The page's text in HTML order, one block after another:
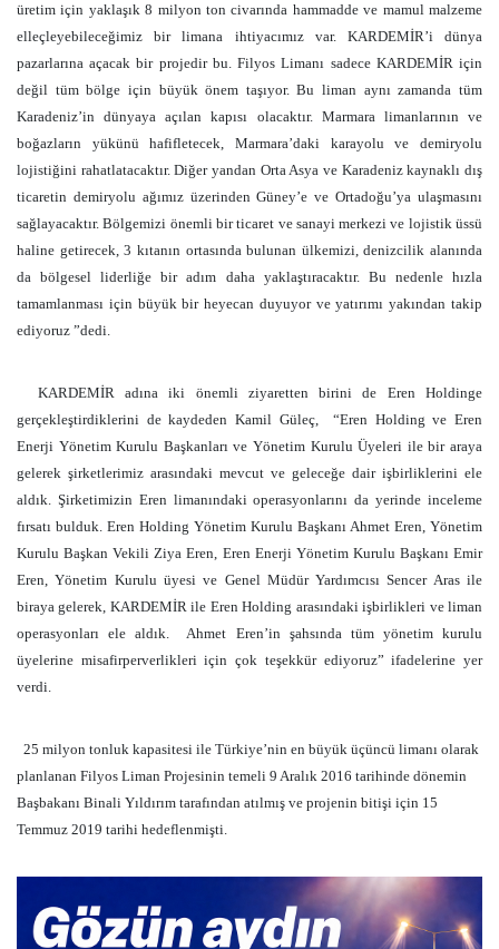
üretim için yaklaşık 8 milyon ton civarında hammadde ve mamul malzeme
elleçleyebileceğimiz bir limana ihtiyacımız var. KARDEMİR’i dünya
pazarlarına açacak bir projedir bu. Filyos Limanı sadece KARDEMİR için
değil tüm bölge için büyük önem taşıyor. Bu liman aynı zamanda tüm
Karadeniz’in dünyaya açılan kapısı olacaktır. Marmara limanlarının ve
boğazların yükünü hafifletecek, Marmara’daki karayolu ve demiryolu
lojistiğini rahatlatacaktır. Diğer yandan Orta Asya ve Karadeniz kaynaklı dış
ticaretin demiryolu ağımız üzerinden Güney’e ve Ortadoğu’ya ulaşmasını
sağlayacaktır. Bölgemizi önemli bir ticaret ve sanayi merkezi ve lojistik üssü
haline getirecek, 3 kıtanın ortasında bulunan ülkemizi, denizcilik alanında
da bölgesel liderliğe bir adım daha yaklaştıracaktır. Bu nedenle hızla
tamamlanması için büyük bir heyecan duyuyor ve yatırımı yakından takip
ediyoruz ”dedi.
KARDEMİR adına iki önemli ziyaretten birini de Eren Holdinge
gerçekleştirdiklerini de kaydeden Kamil Güleç, “Eren Holding ve Eren
Enerji Yönetim Kurulu Başkanları ve Yönetim Kurulu Üyeleri ile bir araya
gelerek şirketlerimiz arasındaki mevcut ve geleceğe dair işbirliklerini ele
aldık. Şirketimizin Eren limanındaki operasyonlarını da yerinde inceleme
fırsatı bulduk. Eren Holding Yönetim Kurulu Başkanı Ahmet Eren, Yönetim
Kurulu Başkan Vekili Ziya Eren, Eren Enerji Yönetim Kurulu Başkanı Emir
Eren, Yönetim Kurulu üyesi ve Genel Müdür Yardımcısı Sencer Aras ile
biraya gelerek, KARDEMİR ile Eren Holding arasındaki işbirlikleri ve liman
operasyonları ele aldık. Ahmet Eren’in şahsında tüm yönetim kurulu
üyelerine misafirperverlikleri için çok teşekkür ediyoruz” ifadelerine yer
verdi.
25 milyon tonluk kapasitesi ile Türkiye’nin en büyük üçüncü limanı olarak
planlanan Filyos Liman Projesinin temeli 9 Aralık 2016 tarihinde dönemin
Başbakanı Binali Yıldırım tarafından atılmış ve projenin bitişi için 15
Temmuz 2019 tarihi hedeflenmişti.